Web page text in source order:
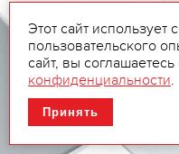
Этот сайт
пользовательского
сайт, вы
конфиденциальности.
Принять